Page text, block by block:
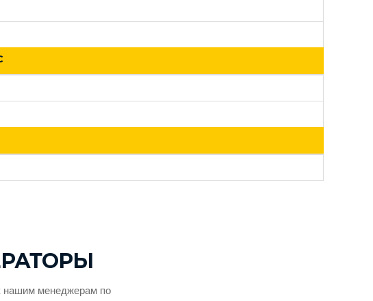
нашим менеджерам по